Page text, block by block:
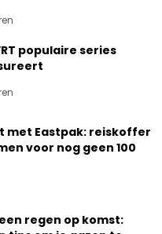
populaire series
met Eastpak: reiskoffer
voor nog geen 100
regen op komst: